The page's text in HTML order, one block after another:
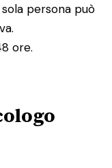
persona può
ore.